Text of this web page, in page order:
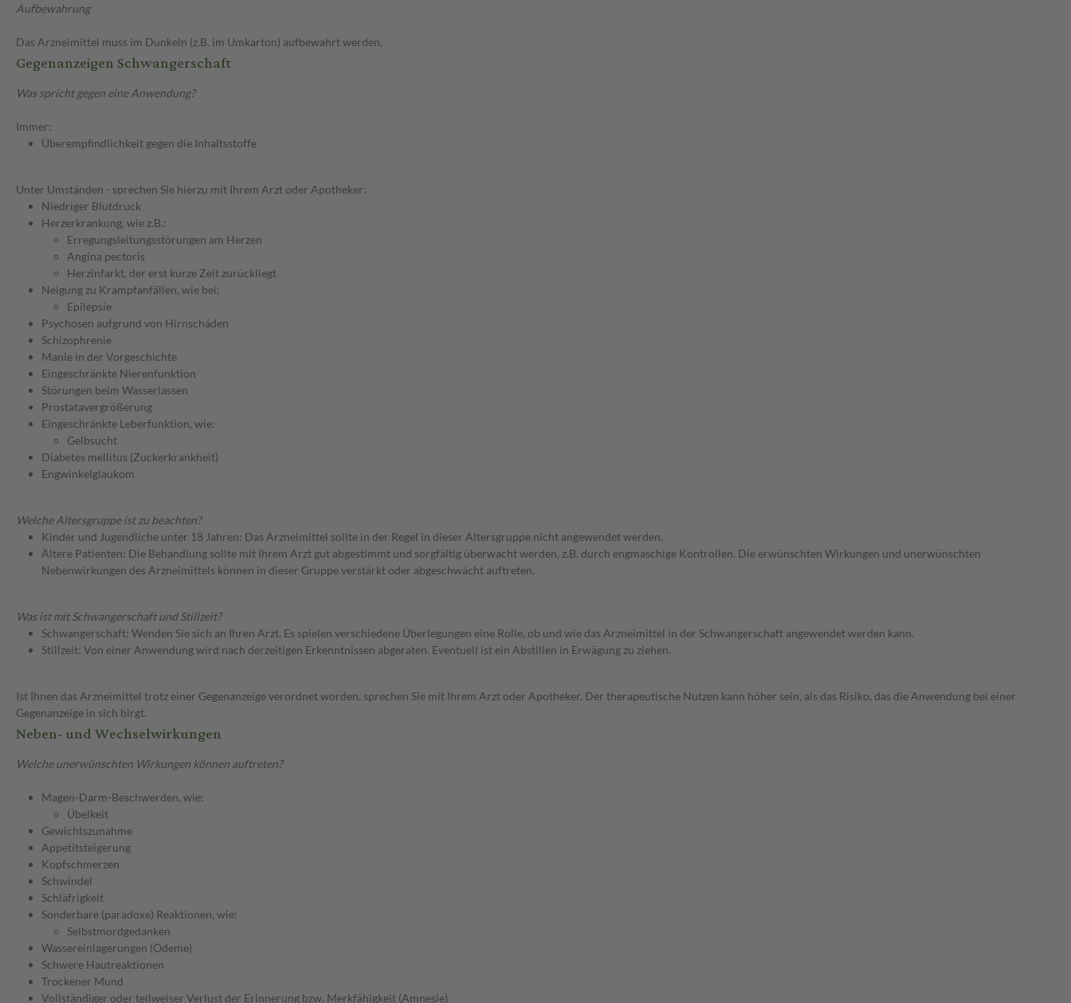
Aufbewahrung
Das Arzneimittel muss im Dunkeln (z.B. im Umkarton) aufbewahrt werden.
Gegenanzeigen Schwangerschaft
Was spricht gegen eine Anwendung?
Immer:
Überempfindlichkeit gegen die Inhaltsstoffe
Unter Umständen - sprechen Sie hierzu mit Ihrem Arzt oder Apotheker:
Niedriger Blutdruck
Herzerkrankung, wie z.B.:
Erregungsleitungsstörungen am Herzen
Angina pectoris
Herzinfarkt, der erst kurze Zeit zurückliegt
Neigung zu Krampfanfällen, wie bei:
Epilepsie
Psychosen aufgrund von Hirnschäden
Schizophrenie
Manie in der Vorgeschichte
Eingeschränkte Nierenfunktion
Störungen beim Wasserlassen
Prostatavergrößerung
Eingeschränkte Leberfunktion, wie:
Gelbsucht
Diabetes mellitus (Zuckerkrankheit)
Engwinkelglaukom
Welche Altersgruppe ist zu beachten?
Kinder und Jugendliche unter 18 Jahren: Das Arzneimittel sollte in der Regel in dieser Altersgruppe nicht angewendet werden.
Ältere Patienten: Die Behandlung sollte mit Ihrem Arzt gut abgestimmt und sorgfältig überwacht werden, z.B. durch engmaschige Kontrollen. Die erwünschten Wirkungen und unerwünschten
Nebenwirkungen des Arzneimittels können in dieser Gruppe verstärkt oder abgeschwächt auftreten.
Was ist mit Schwangerschaft und Stillzeit?
Schwangerschaft: Wenden Sie sich an Ihren Arzt. Es spielen verschiedene Überlegungen eine Rolle, ob und wie das Arzneimittel in der Schwangerschaft angewendet werden kann.
Stillzeit: Von einer Anwendung wird nach derzeitigen Erkenntnissen abgeraten. Eventuell ist ein Abstillen in Erwägung zu ziehen.
Ist Ihnen das Arzneimittel trotz einer Gegenanzeige verordnet worden, sprechen Sie mit Ihrem Arzt oder Apotheker. Der therapeutische Nutzen kann höher sein, als das Risiko, das die Anwendung bei einer
Gegenanzeige in sich birgt.
Neben- und Wechselwirkungen
Welche unerwünschten Wirkungen können auftreten?
Magen-Darm-Beschwerden, wie:
Übelkeit
Gewichtszunahme
Appetitsteigerung
Kopfschmerzen
Schwindel
Schläfrigkeit
Sonderbare (paradoxe) Reaktionen, wie:
Selbstmordgedanken
Wassereinlagerungen (Ödeme)
Schwere Hautreaktionen
Trockener Mund
Vollständiger oder teilweiser Verlust der Erinnerung bzw. Merkfähigkeit (Amnesie)